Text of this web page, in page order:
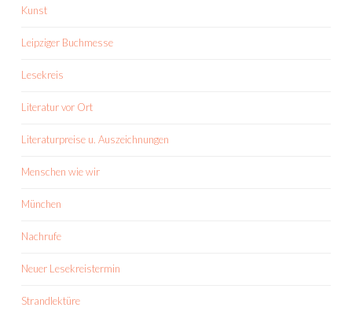
Kunst
Leipziger Buchmesse
Lesekreis
Literatur vor Ort
Literaturpreise u. Auszeichnungen
Menschen wie wir
München
Nachrufe
Neuer Lesekreistermin
Strandlektüre